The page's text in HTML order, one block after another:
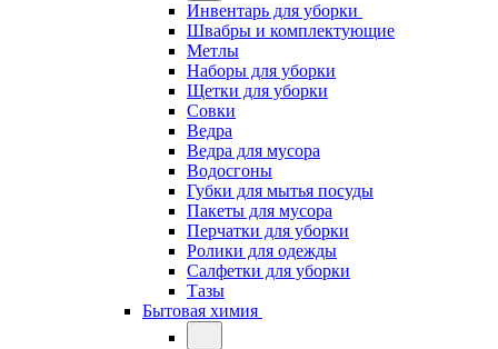
Инвентарь для уборки
Швабры и комплектующие
Метлы
Наборы для уборки
Щетки для уборки
Совки
Ведра
Ведра для мусора
Водосгоны
Губки для мытья посуды
Пакеты для мусора
Перчатки для уборки
Ролики для одежды
Салфетки для уборки
Тазы
Бытовая химия